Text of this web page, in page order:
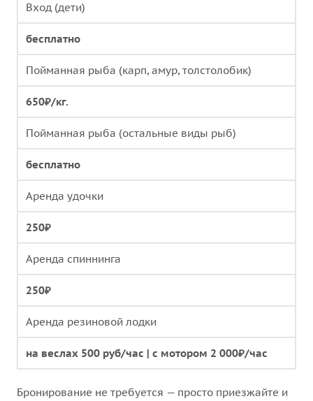
Вход (дети)
бесплатно
Пойманная рыба (карп, амур, толстолобик)
650₽/кг.
Пойманная рыба (остальные виды рыб)
бесплатно
Аренда удочки
250₽
Аренда спиннинга
250₽
Аренда резиновой лодки
на веслах 500 руб/час | с мотором 2 000₽/час
Бронирование не требуется — просто приезжайте и